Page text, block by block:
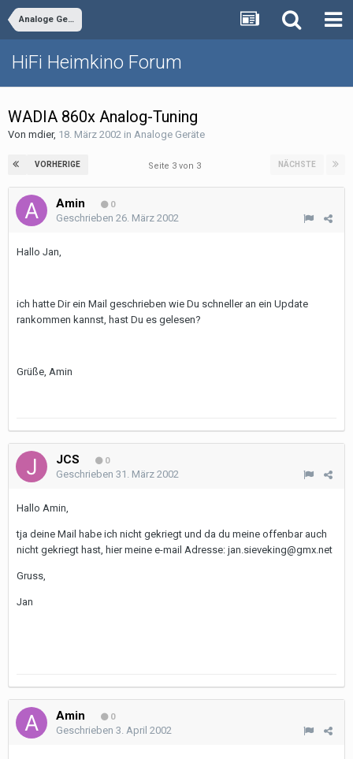
Analoge Geräte
HiFi Heimkino Forum
WADIA 860x Analog-Tuning
Von mdier, 18. März 2002 in Analoge Geräte
VORHERIGE NÄCHSTE
Seite 3 von 3
Amin 0
Geschrieben 26. März 2002
Hallo Jan,
ich hatte Dir ein Mail geschrieben wie Du schneller an ein Update
rankommen kannst, hast Du es gelesen?
Grüße, Amin
JCS 0
Geschrieben 31. März 2002
Hallo Amin,
tja deine Mail habe ich nicht gekriegt und da du meine offenbar auch
nicht gekriegt hast, hier meine e-mail Adresse: jan.sieveking@gmx.net
Gruss,
Jan
Amin 0
Geschrieben 3. April 2002